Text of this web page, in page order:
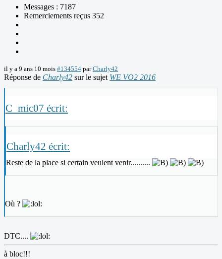
Messages : 7187
Remerciements reçus 352
il y a 9 ans 10 mois #134554 parCharly42
Réponse de Charly42 sur le sujet WE VO2 2016
C_mic07 écrit:
Charly42 écrit:
Reste de la place si certain veulent venir..........
Où ?
DTC....
à bloc!!!